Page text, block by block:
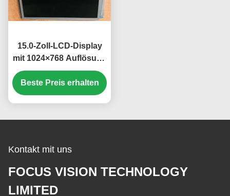
15.0-Zoll-LCD-Display
mit 1024×768 Auflösung
und 250 cd/m2
Helligkeit TFT-LCD-
Panel
Beste Preis erhalten
Kontakt mit uns
FOCUS VISION TECHNOLOGY
LIMITED